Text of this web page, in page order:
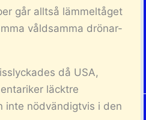
går alltså lämmeltåget
våldsamma drönar-
då USA,
läcktre
inte nödvändigtvis i den